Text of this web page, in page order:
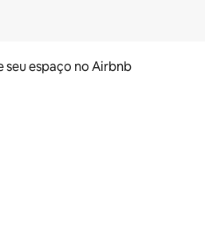
seu espaço no Airbnb